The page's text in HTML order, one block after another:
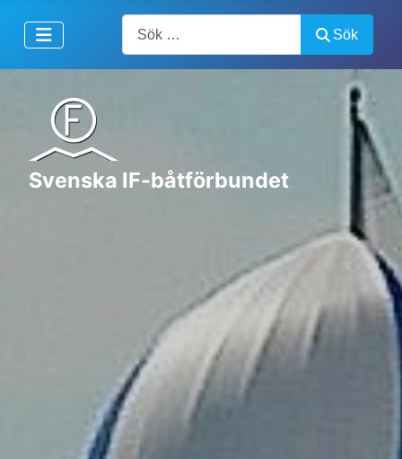
Sök
Svenska IF-båtförbundet